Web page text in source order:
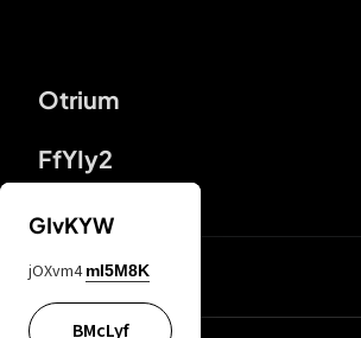
Otrium
FfYIy2
DDcvSo
GIvKYW
jOXvm4 mI5M8K
BMcLyf